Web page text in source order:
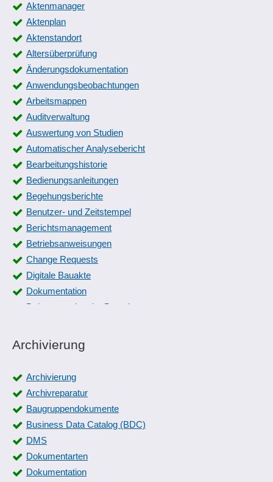
Aktenmanager
Aktenplan
Aktenstandort
Altersüberprüfung
Änderungsdokumentation
Anwendungsbeobachtungen
Arbeitsmappen
Auditverwaltung
Auswertung von Studien
Automatischer Analysebericht
Bearbeitungshistorie
Bedienungsanleitungen
Begehungsberichte
Benutzer- und Zeitstempel
Berichtsmanagement
Betriebsanweisungen
Change Requests
Digitale Bauakte
Dokumentation
Dokumentation der Berechnungen
Dokumentationssysteme
Dokumentenmanagement
Archivierung
Archivierung
Archivreparatur
Baugruppendokumente
Business Data Catalog (BDC)
DMS
Dokumentarten
Dokumentation